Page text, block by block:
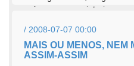
países e no seu interior,...
/ 2008-07-07 00:00
MAIS OU MENOS, NEM
ASSIM-ASSIM